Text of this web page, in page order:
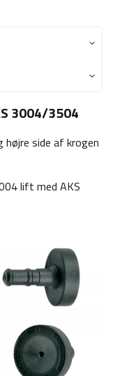
3004/3504
side af krogen
lift med AKS